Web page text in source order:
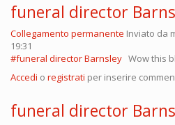
funeral director
Collegamento permanente Inviato da
19:31
#funeral director Barnsley Wow this
Accedi o registrati per inserire
funeral director